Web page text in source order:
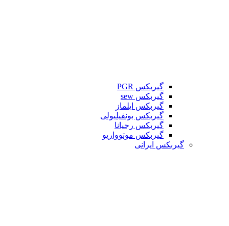
گیربکس PGR
گیربکس sew
گیربکس ایلماز
گیربکس بونفیلیولی
گیربکس رجیانا
گیربکس موتوواریو
گیربکس ایرانی